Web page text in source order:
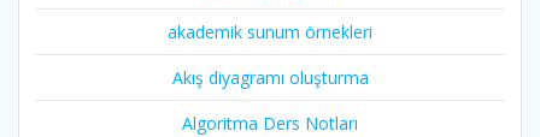
akademik sunum örnekleri
Akış diyagramı oluşturma
Algoritma Ders Notları